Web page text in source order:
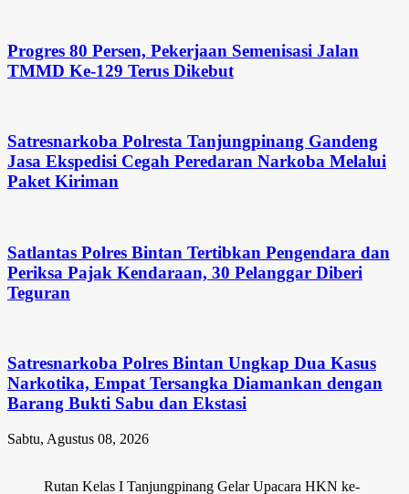
Progres 80 Persen, Pekerjaan Semenisasi Jalan
TMMD Ke-129 Terus Dikebut
Satresnarkoba Polresta Tanjungpinang Gandeng
Jasa Ekspedisi Cegah Peredaran Narkoba Melalui
Paket Kiriman
Satlantas Polres Bintan Tertibkan Pengendara dan
Periksa Pajak Kendaraan, 30 Pelanggar Diberi
Teguran
Satresnarkoba Polres Bintan Ungkap Dua Kasus
Narkotika, Empat Tersangka Diamankan dengan
Barang Bukti Sabu dan Ekstasi
Sabtu, Agustus 08, 2026
Rutan Kelas I Tanjungpinang Gelar Upacara HKN ke-